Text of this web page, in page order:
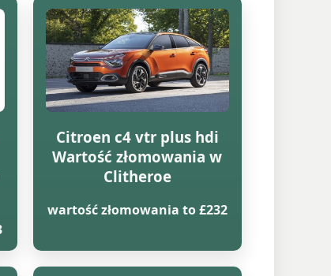
Citroen c4 vtr plus hdi
Wartość złomowania w
Clitheroe
wartość złomowania to £232